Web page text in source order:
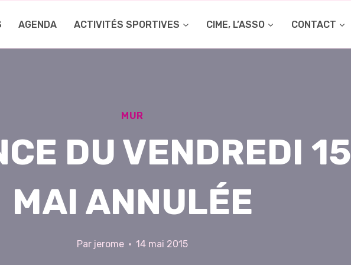
AGENDA ACTIVITÉS SPORTIVES CIME, L’ASSO CONTACT
MUR
DU VENDREDI 15
MAI ANNULÉE
Par jerome 14 mai 2015